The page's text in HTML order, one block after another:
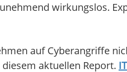
wirkungslos.
auf Cyberangriffe
aktuellen Report.